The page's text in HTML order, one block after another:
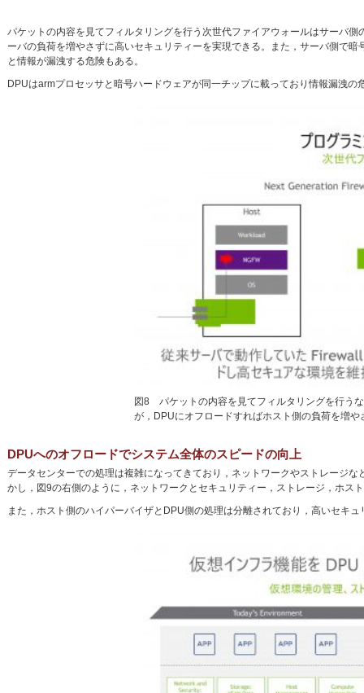
パケットの内容を見てフィルタリングを行う次世代ファイアウォールはサーバ
ーバの負荷を増やさずに高いセキュリティーを実現できる。また，サーバ側で
と情報が漏洩する危険もある。
DPUはarmプロセッサと暗号ハードウェアが同一チップに載っており情報漏洩
図8 パケットの内容を見てフィルタリングを行う
が，DPUにオフロードすればホスト側の負荷を増
DPUへのオフロードでシステム全体のスピードの向上
データセンターでの処理は複雑になってきており，ネットワークやストレージ
かし，図9の右側のように，ネットワークとセキュリティー，ストレージ，ホ
また，ホスト側のハイパーバイザとDPU側の処理は分離されており，高いセキ